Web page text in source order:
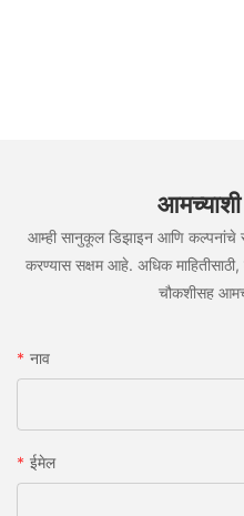
आमच्याशी
आम्ही सानुकूल डिझाइन आणि कल्पनांचे
करण्यास सक्षम आहे. अधिक माहितीसाठी,
चौकशीसह
नाव
ईमेल